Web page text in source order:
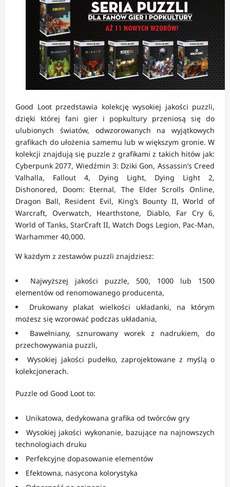
Good Loot przedstawia kolekcję wysokiej jakości puzzli,
dzięki której fani gier i popkultury przeniosą się do
ulubionych światów, odwzorowanych na wyjątkowych
grafikach do ułożenia samemu lub w większym gronie. W
kolekcji znajdują się puzzle z grafikami z takich hitów jak:
Cyberpunk 2077, Wiedźmin 3: Dziki Gon, Assassin’s Creed
Valhalla, Fallout 4, Dying Light, Dying Light 2,
Dishonored, Doom: Eternal, The Elder Scrolls Online,
Dragon Ball, Resident Evil, King’s Bounty II, World of
Warcraft, Overwatch, Hearthstone, Diablo, Far Cry 6,
World of Tanks, StarCraft II, Watch Dogs Legion, Pac-Man,
Warhammer 40,000.
W każdym z zestawów puzzli znajdziesz:
Najwyższej jakości puzzle, 500, 1000 lub 1500
elementów od renomowanego producenta,
Drukowany plakat wielkości układanki, na którym
możesz się wzorować podczas układania,
Bawełniany, sznurowany worek z nadrukiem, do
przechowywania puzzli,
Wysokiej jakości pudełko, zaprojektowane z myślą o
kolekcjonerach.
Puzzle od Good Loot to:
Unikatowa, dedykowana grafika od twórców gry
Wysokiej jakości wykonanie, bazujące na najnowszych
technologiach druku
Perfekcyjne dopasowanie elementów
Efektowna, nasycona kolorystyka